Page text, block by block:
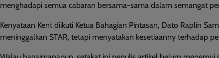
menghadapi semua cabaran bersama-sama dalam semangat
Kenyataan Kent diikuti Ketua Bahagian Pintasan, Dato Raplin
meninggalkan STAR, tetapi menyatakan kesetiaanny terhadap